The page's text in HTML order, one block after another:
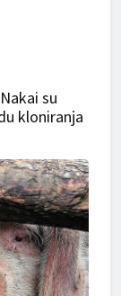
su
kloniranja